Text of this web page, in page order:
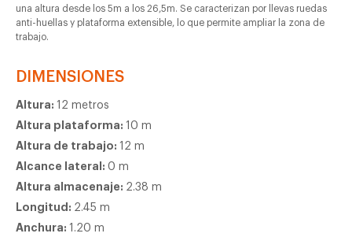
una altura desde los 5m a los 26,5m. Se caracterizan por llevas ruedas
anti-huellas y plataforma extensible, lo que permite ampliar la zona de
trabajo.
DIMENSIONES
Altura: 12 metros
Altura plataforma: 10 m
Altura de trabajo: 12 m
Alcance lateral: 0 m
Altura almacenaje: 2.38 m
Longitud: 2.45 m
Anchura: 1.20 m